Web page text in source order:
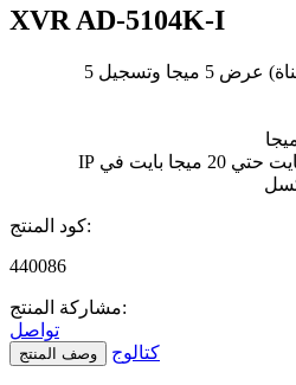
XVRAD-5104K-I
جهاز تسجيل مدمج مخرج (4 قناة) عرض 5 ميجا وتسجيل 5
كود المنتج:
440086
مشاركة المنتج:
تواصل
وصف المنتج كتالوج